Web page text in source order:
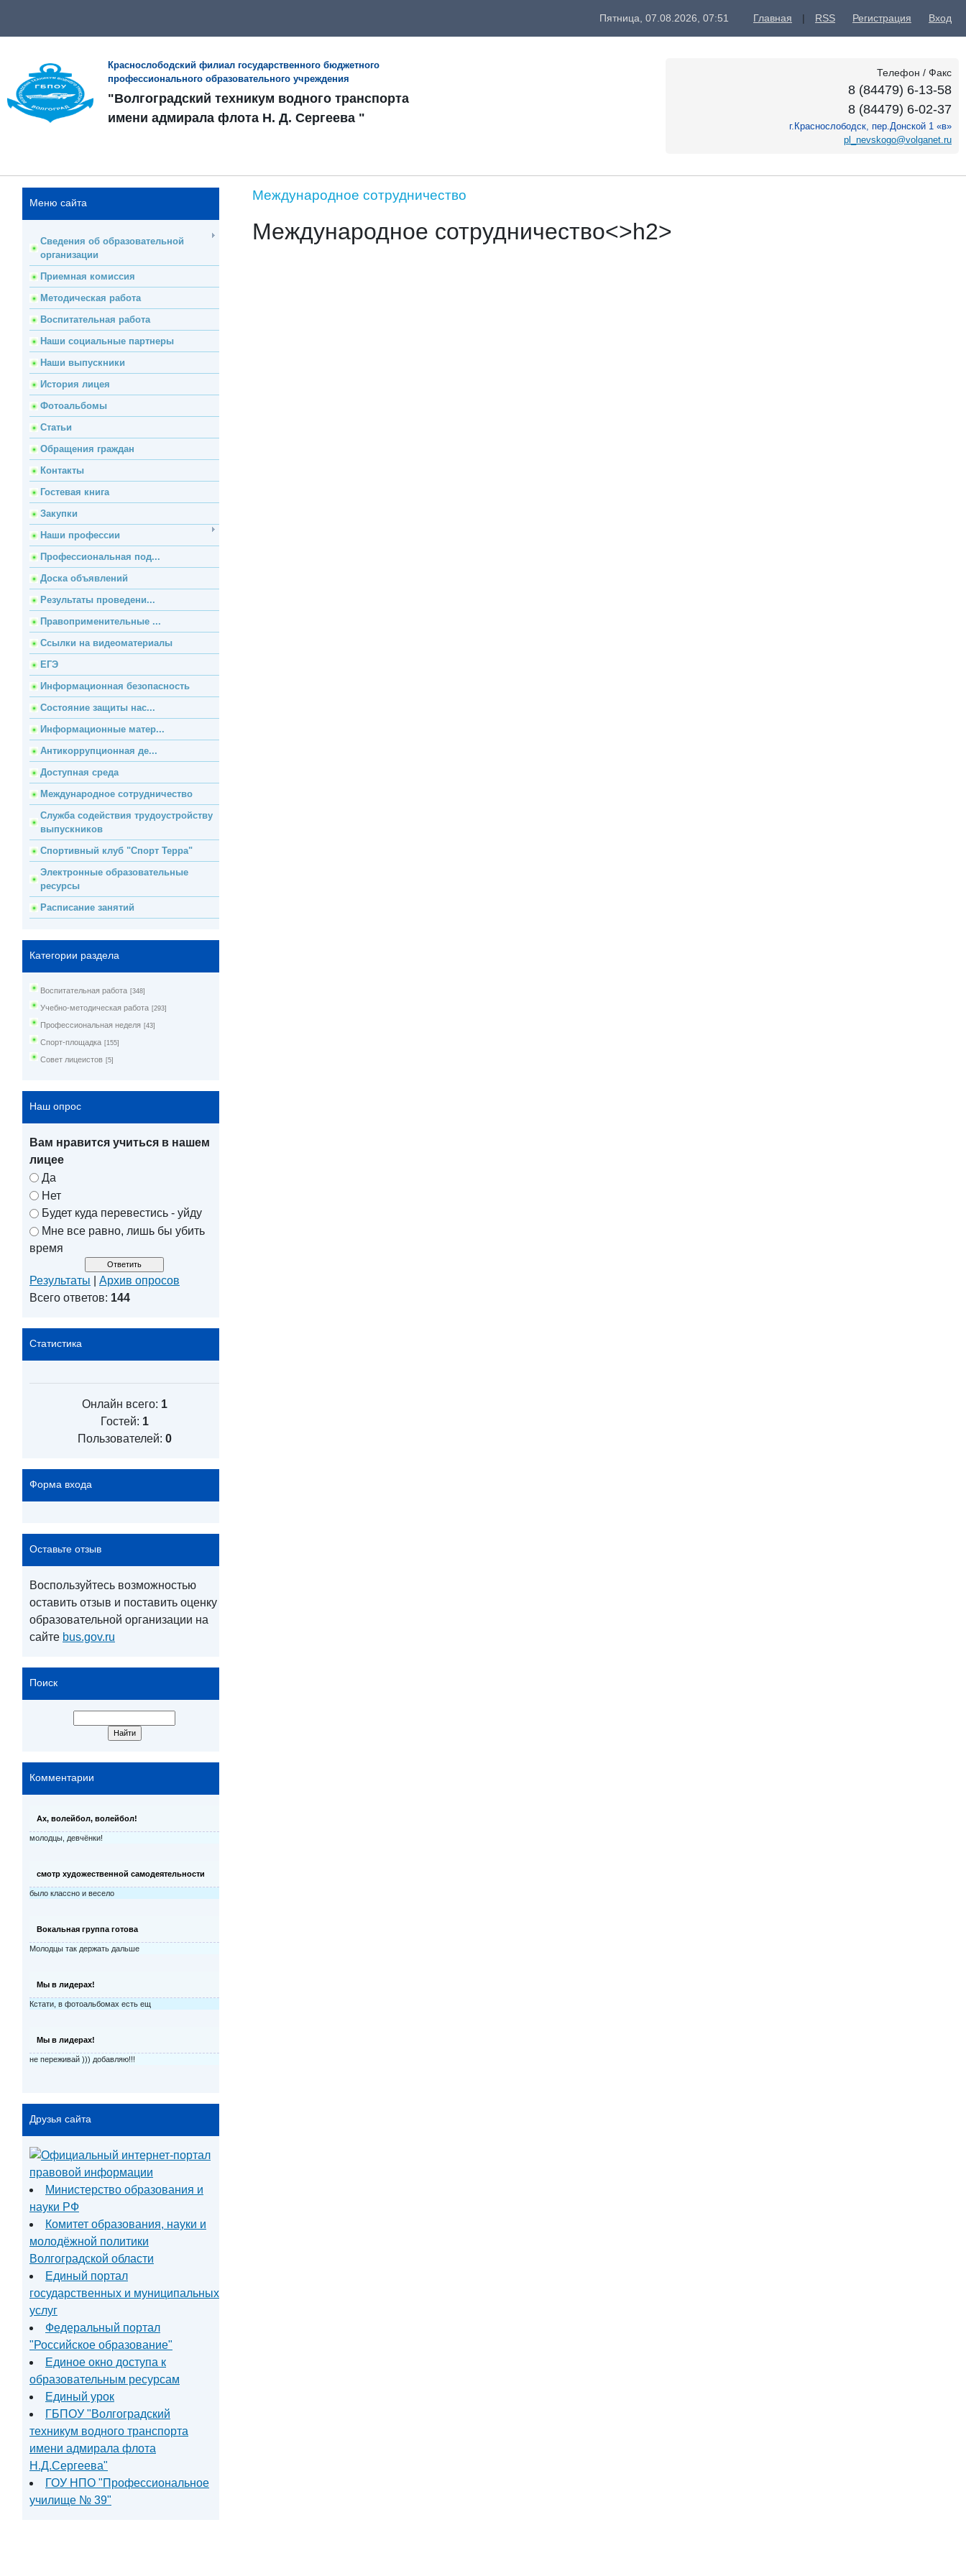
Пятница, 07.08.2026, 07:51 Главная | RSS Регистрация Вход
Краснослободский филиал государственного бюджетного
профессионального образовательного учреждения
"Волгоградский техникум водного транспорта
имени адмирала флота Н. Д. Сергеева "
Телефон / Факс
8 (84479) 6-13-58
8 (84479) 6-02-37
г.Краснослободск, пер.Донской 1 «в»
pl_nevskogo@volganet.ru
Меню сайта
Сведения об образовательной
организации
Приемная комиссия
Методическая работа
Воспитательная работа
Наши социальные партнеры
Наши выпускники
История лицея
Фотоальбомы
Статьи
Обращения граждан
Контакты
Гостевая книга
Закупки
Наши профессии
Профессиональная под...
Доска объявлений
Результаты проведени...
Правоприменительные ...
Ссылки на видеоматериалы
ЕГЭ
Информационная безопасность
Состояние защиты нас...
Информационные матер...
Антикоррупционная де...
Доступная среда
Международное сотрудничество
Служба содействия трудоустройству
выпускников
Спортивный клуб "Спорт Терра"
Электронные образовательные
ресурсы
Расписание занятий
Категории раздела
Воспитательная работа [348]
Учебно-методическая работа [293]
Профессиональная неделя [43]
Спорт-площадка [155]
Совет лицеистов [5]
Наш опрос
Вам нравится учиться в нашем
лицее
Да
Нет
Будет куда перевестись - уйду
Мне все равно, лишь бы убить
время
Результаты
Архив опросов
Всего ответов: 144
Статистика
Онлайн всего: 1
Гостей: 1
Пользователей: 0
Форма входа
Оставьте отзыв
Воспользуйтесь возможностью
оставить отзыв и поставить оценку
образовательной организации на
сайте bus.gov.ru
Поиск
Комментарии
Ах, волейбол, волейбол!
молодцы, девчёнки!
смотр художественной самодеятельности
было классно и весело
Вокальная группа готова
Молодцы так держать дальше
Мы в лидерах!
Кстати, в фотоальбомах есть ещ
Мы в лидерах!
не переживай ))) добавляю!!!
Друзья сайта
Министерство образования и
науки РФ
Комитет образования, науки и
молодёжной политики
Волгоградской области
Единый портал
государственных и муниципальных
услуг
Федеральный портал
"Российское образование"
Единое окно доступа к
образовательным ресурсам
Единый урок
ГБПОУ "Волгоградский
техникум водного транспорта
имени адмирала флота
Н.Д.Сергеева"
ГОУ НПО "Профессиональное
училище № 39"
Международное сотрудничество
Международное сотрудничество<>h2>